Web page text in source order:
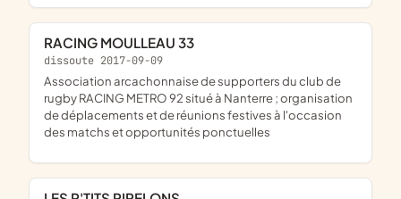
RACING MOULLEAU 33
dissoute 2017-09-09
association arcachonnaise de supporters du club de
rugby RACING METRO 92 situé à Nanterre ; organisation
de déplacements et de réunions festives à l'occasion
des matchs et opportunités ponctuelles